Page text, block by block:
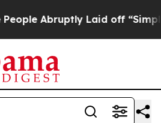
Laid off “Simply a Math